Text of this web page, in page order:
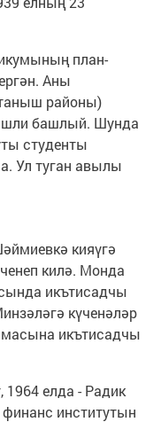
план-
Аны
районы)
башлый. Шунда
студенты
Ул туган авылы
кияүгә
килә. Монда
икътисадчы
күченәләр
икътисадчы
елда - Радик
институтын